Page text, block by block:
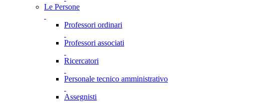
Le Persone
Professori ordinari
Professori associati
Ricercatori
Personale tecnico amministrativo
Assegnisti